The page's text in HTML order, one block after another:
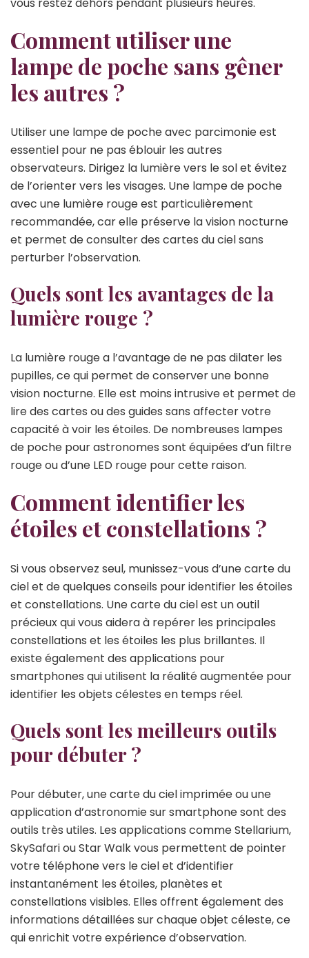
Comment utiliser une
lampe de poche sans gêner
les autres ?
Utiliser une lampe de poche avec parcimonie est
essentiel pour ne pas éblouir les autres
observateurs. Dirigez la lumière vers le sol et évitez
de l’orienter vers les visages. Une lampe de poche
avec une lumière rouge est particulièrement
recommandée, car elle préserve la vision nocturne
et permet de consulter des cartes du ciel sans
perturber l’observation.
Quels sont les avantages de la
lumière rouge ?
La lumière rouge a l’avantage de ne pas dilater les
pupilles, ce qui permet de conserver une bonne
vision nocturne. Elle est moins intrusive et permet de
lire des cartes ou des guides sans affecter votre
capacité à voir les étoiles. De nombreuses lampes
de poche pour astronomes sont équipées d’un filtre
rouge ou d’une LED rouge pour cette raison.
Comment identifier les
étoiles et constellations ?
Si vous observez seul, munissez-vous d’une carte du
ciel et de quelques conseils pour identifier les étoiles
et constellations. Une carte du ciel est un outil
précieux qui vous aidera à repérer les principales
constellations et les étoiles les plus brillantes. Il
existe également des applications pour
smartphones qui utilisent la réalité augmentée pour
identifier les objets célestes en temps réel.
Quels sont les meilleurs outils
pour débuter ?
Pour débuter, une carte du ciel imprimée ou une
application d’astronomie sur smartphone sont des
outils très utiles. Les applications comme Stellarium,
SkySafari ou Star Walk vous permettent de pointer
votre téléphone vers le ciel et d’identifier
instantanément les étoiles, planètes et
constellations visibles. Elles offrent également des
informations détaillées sur chaque objet céleste, ce
qui enrichit votre expérience d’observation.